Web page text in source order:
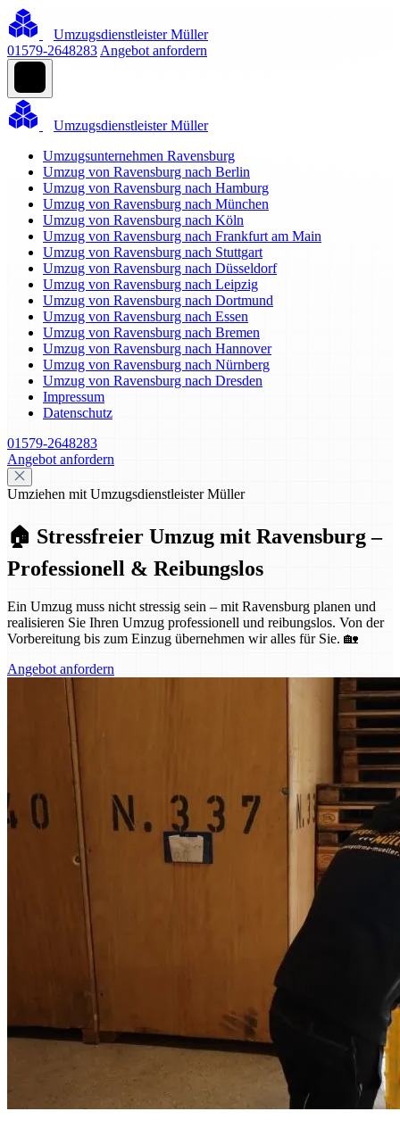
Umzugsdienstleister Müller
01579-2648283 Angebot anfordern
Umzugsdienstleister Müller
Umzugsunternehmen Ravensburg
Umzug von Ravensburg nach Berlin
Umzug von Ravensburg nach Hamburg
Umzug von Ravensburg nach München
Umzug von Ravensburg nach Köln
Umzug von Ravensburg nach Frankfurt am Main
Umzug von Ravensburg nach Stuttgart
Umzug von Ravensburg nach Düsseldorf
Umzug von Ravensburg nach Leipzig
Umzug von Ravensburg nach Dortmund
Umzug von Ravensburg nach Essen
Umzug von Ravensburg nach Bremen
Umzug von Ravensburg nach Hannover
Umzug von Ravensburg nach Nürnberg
Umzug von Ravensburg nach Dresden
Impressum
Datenschutz
01579-2648283
Angebot anfordern
Umziehen mit Umzugsdienstleister Müller
🏠 Stressfreier Umzug mit Ravensburg –
Professionell & Reibungslos
Ein Umzug muss nicht stressig sein – mit Ravensburg planen und
realisieren Sie Ihren Umzug professionell und reibungslos. Von der
Vorbereitung bis zum Einzug übernehmen wir alles für Sie. 🏡
Angebot anfordern